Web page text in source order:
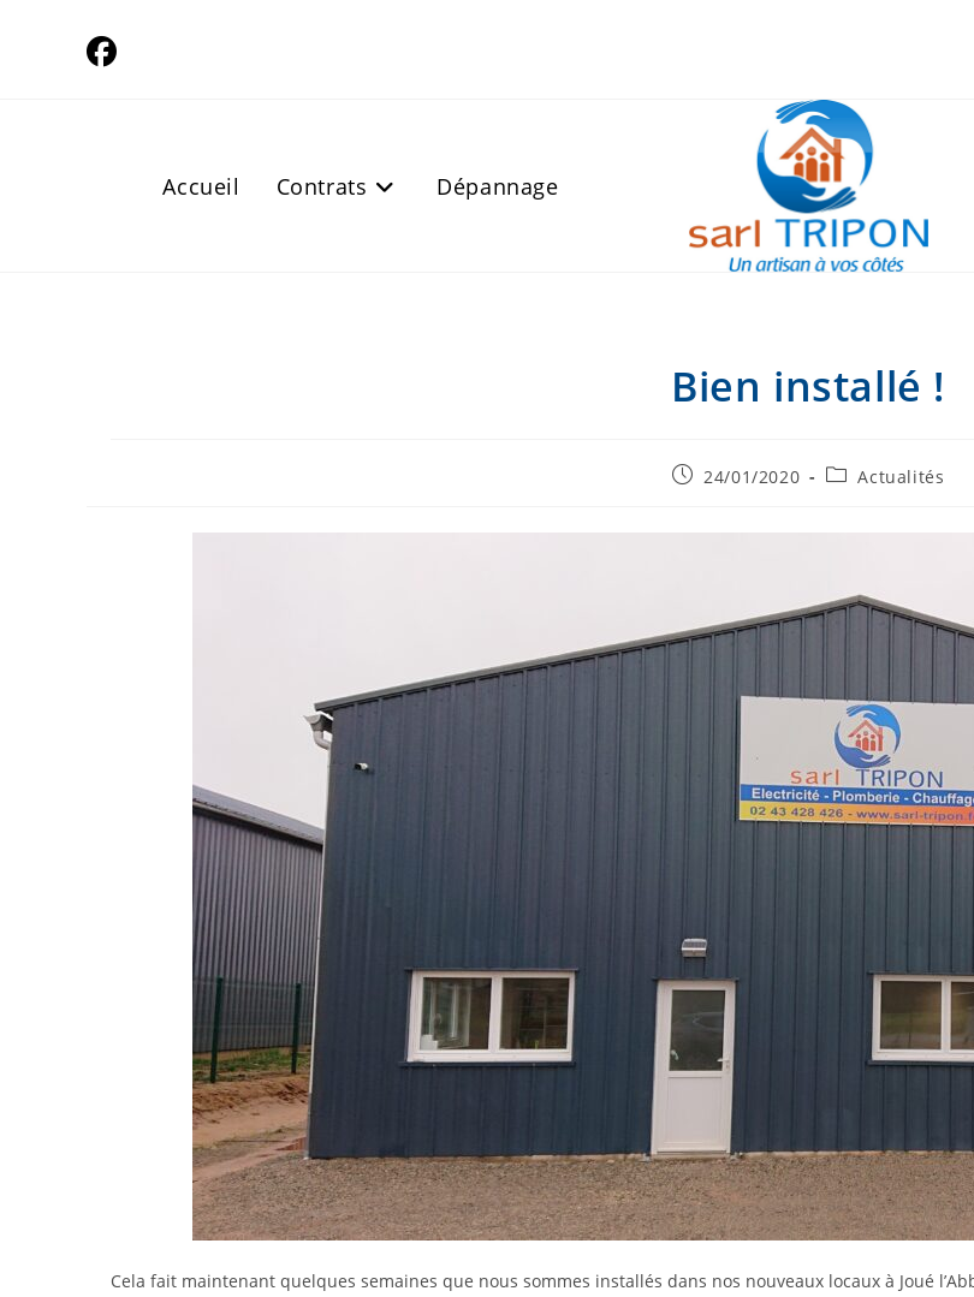
Accueil Contrats Dépannage
Bien installé !
Publication
24/01/2020
PostActualités
Cela fait maintenant quelques semaines que nous sommes installés dans nos nouveaux locaux à Joué